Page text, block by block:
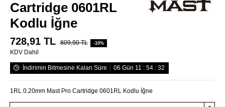
Cartridge 0601RL
Kodlu İğne
728,91 TL 809,90 TL -10%
KDV Dahil
İndirimin Bitmesine Kalan Süre 06 Gün 11 :54 :32
1RL 0.20mm Mast Pro Cartridge 0601RL Kodlu İğne